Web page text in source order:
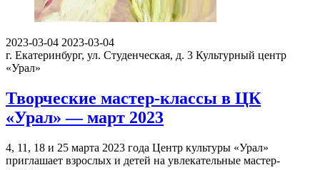
2023-03-04 2023-03-04
г. Екатеринбург, ул. Студенческая, д. 3 Культурный центр
«Урал»
Творческие мастер-классы в ЦК
«Урал» — март 2023
4, 11, 18 и 25 марта 2023 года Центр культуры «Урал»
приглашает взрослых и детей на увлекательные мастер-